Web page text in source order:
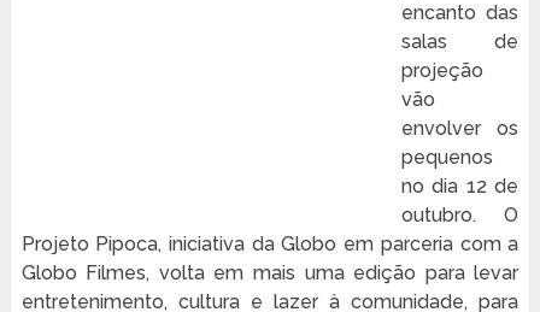
encanto das
salas de
projeção
vão
envolver os
pequenos
no dia 12 de
outubro. O
Projeto Pipoca, iniciativa da Globo em parceria com a
Globo Filmes, volta em mais uma edição para levar
entretenimento, cultura e lazer à comunidade, para